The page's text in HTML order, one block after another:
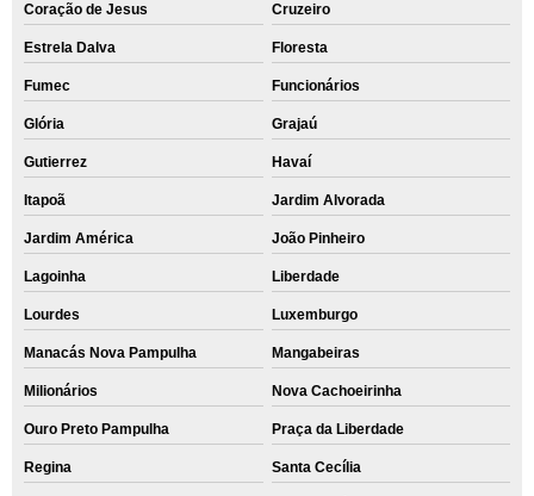
Coração de Jesus Cruzeiro
Estrela Dalva Floresta
Fumec Funcionários
Glória Grajaú
Gutierrez Havaí
Itapoã Jardim Alvorada
Jardim América João Pinheiro
Lagoinha Liberdade
Lourdes Luxemburgo
Manacás Nova Pampulha Mangabeiras
Milionários Nova Cachoeirinha
Ouro Preto Pampulha Praça da Liberdade
Regina Santa Cecília